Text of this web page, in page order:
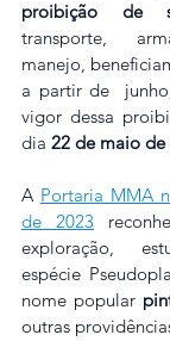
proibição de
transporte,
manejo,
a partir de
vigor dessa
dia 22 de maio de
A Portaria MMA
de 2023
exploração,
espécie
nome popular
outras